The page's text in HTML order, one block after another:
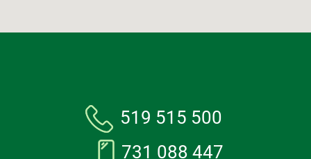
519 515 500
731 088 447